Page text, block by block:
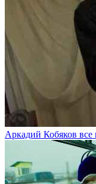
Аркадий Кобяков